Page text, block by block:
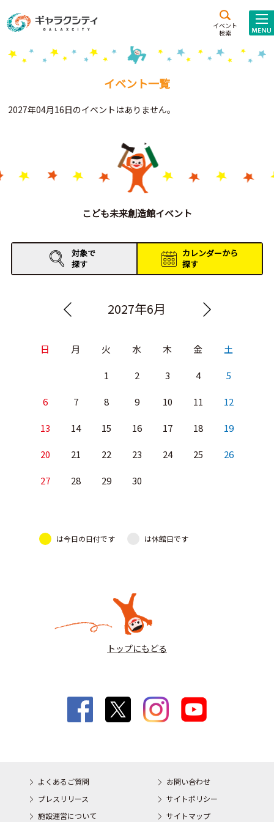
イベント
検索
施設案内
こども
西新井
施設･
Gがくえん
お知らせ
イベントレポート
イベント一覧
2027年04月16日のイベントはありません。
こども未来創造館イベント
対象で
探す
カレンダーから
探す
2027年6月
日 月 火 水 木 金 土
1 2 3 4 5
6 7 8 9 10 11 12
13 14 15 16 17 18 19
20 21 22 23 24 25 26
27 28 29 30
は今日の日付です は休館日です
トップにもどる
よくあるご質問
お問い合わせ
プレスリリース
サイトポリシー
施設運営について
サイトマップ